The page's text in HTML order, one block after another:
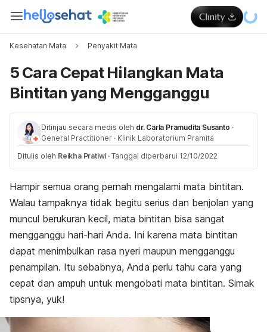
Kesehatan Mata Penyakit Mata
5 Cara Cepat Hilangkan Mata
Bintitan yang Mengganggu
Ditinjau secara medis oleh dr. Carla Pramudita Susanto ·
General Practitioner · Klinik Laboratorium Pramita
Ditulis oleh Reikha Pratiwi · Tanggal diperbarui 12/10/2022
Hampir semua orang pernah mengalami mata bintitan.
Walau tampaknya tidak begitu serius dan benjolan yang
muncul berukuran kecil, mata bintitan bisa sangat
mengganggu hari-hari Anda. Ini karena mata bintitan
dapat menimbulkan rasa nyeri maupun mengganggu
penampilan. Itu sebabnya, Anda perlu tahu cara yang
cepat dan ampuh untuk mengobati mata bintitan. Simak
tipsnya, yuk!